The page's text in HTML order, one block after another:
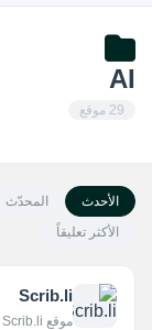
AI
29 موقع
الأحدث المحدّث
الأكثر تعليقاً
Scrib.li